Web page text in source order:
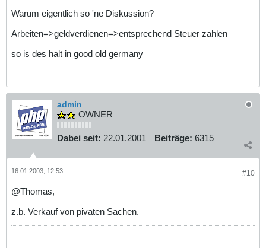
Warum eigentlich so 'ne Diskussion?
Arbeiten=>geldverdienen=>entsprechend Steuer zahlen
so is des halt in good old germany
admin
OWNER
Dabei seit: 22.01.2001 Beiträge: 6315
#10
16.01.2003, 12:53
@Thomas,
z.b. Verkauf von pivaten Sachen.